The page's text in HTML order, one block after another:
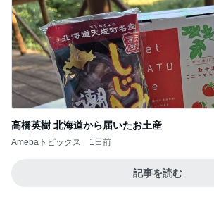
高橋英樹 北海道から届いたお土産
Amebaトピックス 1日前
記事を読む